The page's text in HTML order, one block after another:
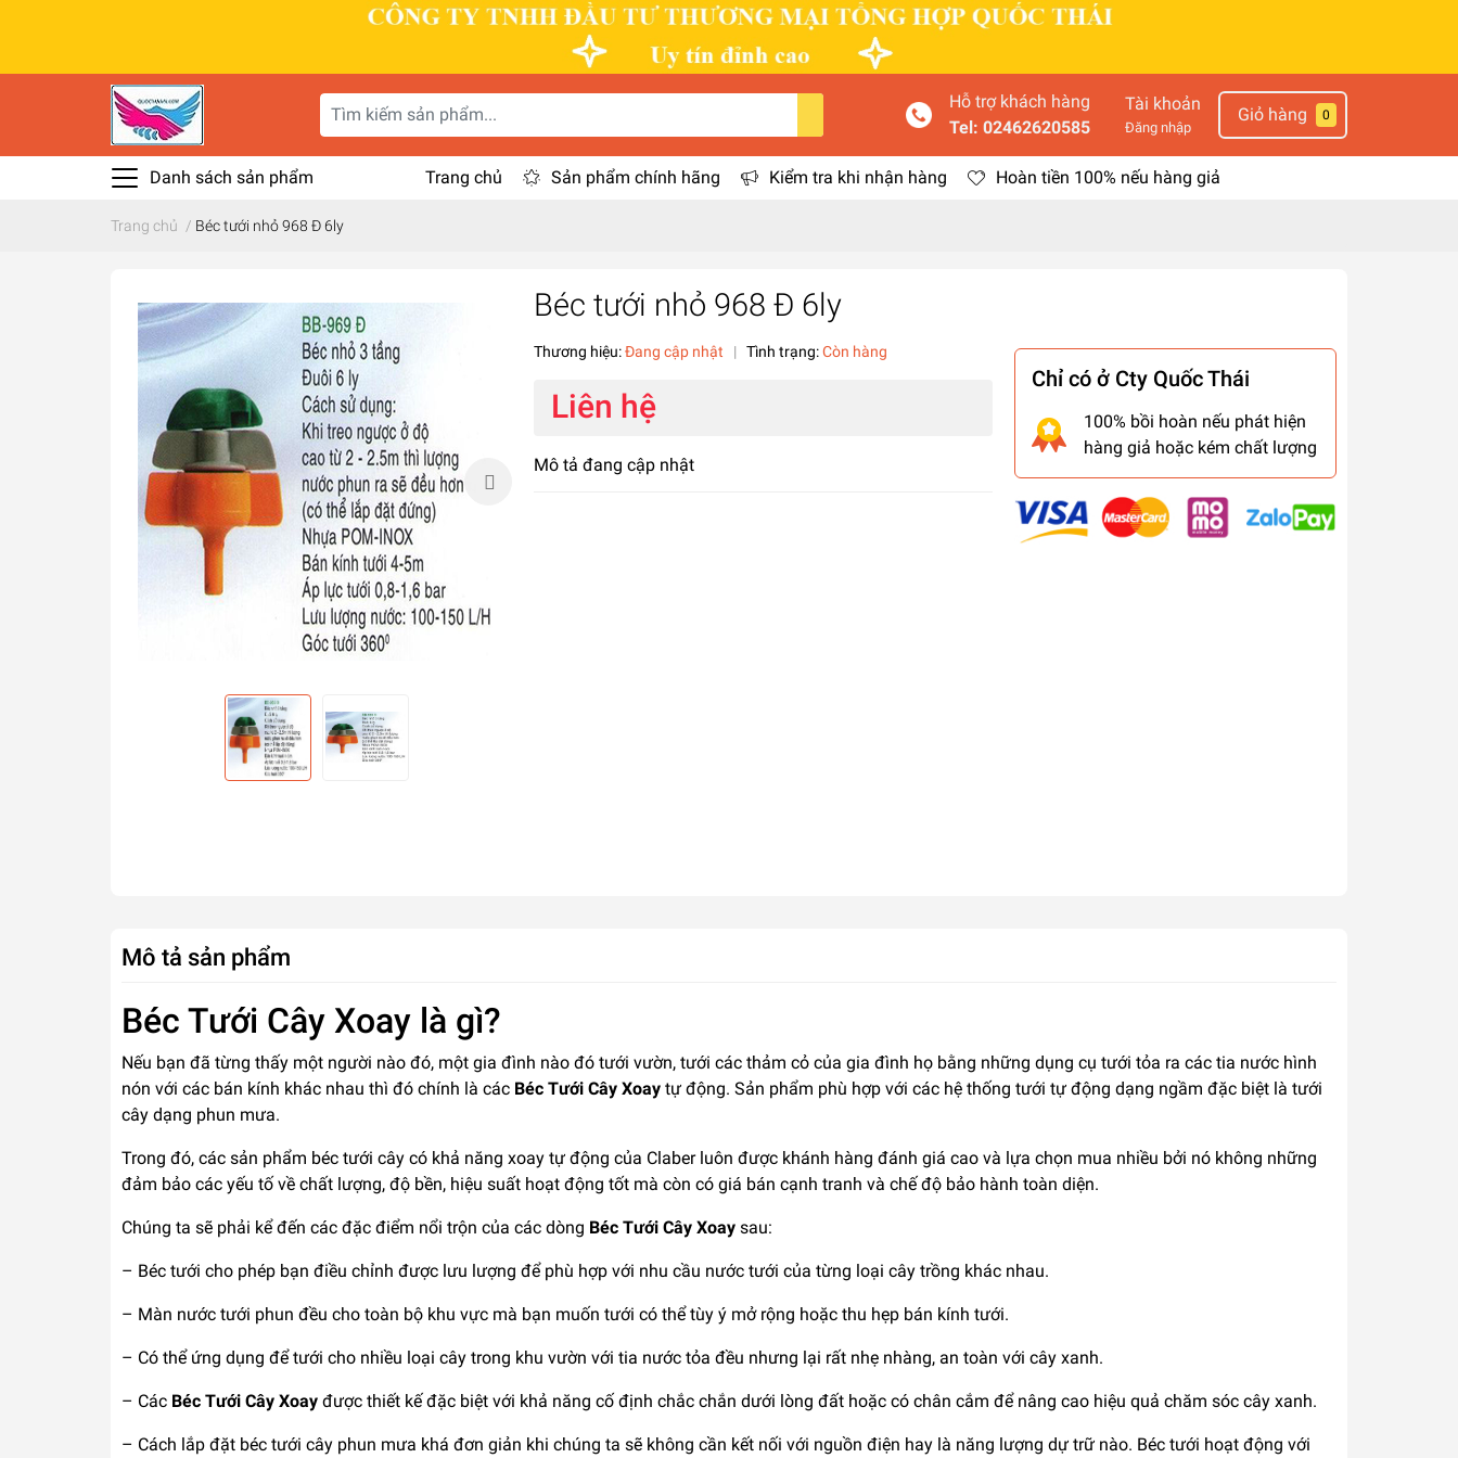
Hỗ trợ khách hàng
Tel: 02462620585
Tài khoản
Đăng nhập
Giỏ hàng 0
Danh sách sản phẩm Trang chủ Sản phẩm chính hãng Kiểm tra khi nhận hàng Hoàn tiền 100% nếu hàng giả
Trang chủ / Béc tưới nhỏ 968 Đ 6ly
Béc tưới nhỏ 968 Đ 6ly
Thương hiệu:Đang cập nhật | Tình trạng:Còn hàng
Liên hệ
Mô tả đang cập nhật
Chỉ có ở Cty Quốc Thái
100% bồi hoàn nếu phát hiện
hàng giả hoặc kém chất lượng
Mô tả sản phẩm
Béc Tưới Cây Xoay là gì?
Nếu bạn đã từng thấy một người nào đó, một gia đình nào đó tưới vườn, tưới các thảm cỏ của gia đình họ bằng những dụng cụ tưới tỏa ra các tia nước hình
nón với các bán kính khác nhau thì đó chính là các Béc Tưới Cây Xoay tự động. Sản phẩm phù hợp với các hệ thống tưới tự động dạng ngầm đặc biệt là tưới
cây dạng phun mưa.
Trong đó, các sản phẩm béc tưới cây có khả năng xoay tự động của Claber luôn được khánh hàng đánh giá cao và lựa chọn mua nhiều bởi nó không những
đảm bảo các yếu tố về chất lượng, độ bền, hiệu suất hoạt động tốt mà còn có giá bán cạnh tranh và chế độ bảo hành toàn diện.
Chúng ta sẽ phải kể đến các đặc điểm nổi trộn của các dòng Béc Tưới Cây Xoay sau:
– Béc tưới cho phép bạn điều chỉnh được lưu lượng để phù hợp với nhu cầu nước tưới của từng loại cây trồng khác nhau.
– Màn nước tưới phun đều cho toàn bộ khu vực mà bạn muốn tưới có thể tùy ý mở rộng hoặc thu hẹp bán kính tưới.
– Có thể ứng dụng để tưới cho nhiều loại cây trong khu vườn với tia nước tỏa đều nhưng lại rất nhẹ nhàng, an toàn với cây xanh.
– Các Béc Tưới Cây Xoay được thiết kế đặc biệt với khả năng cố định chắc chắn dưới lòng đất hoặc có chân cắm để nâng cao hiệu quả chăm sóc cây xanh.
– Cách lắp đặt béc tưới cây phun mưa khá đơn giản khi chúng ta sẽ không cần kết nối với nguồn điện hay là năng lượng dự trữ nào. Béc tưới hoạt động với